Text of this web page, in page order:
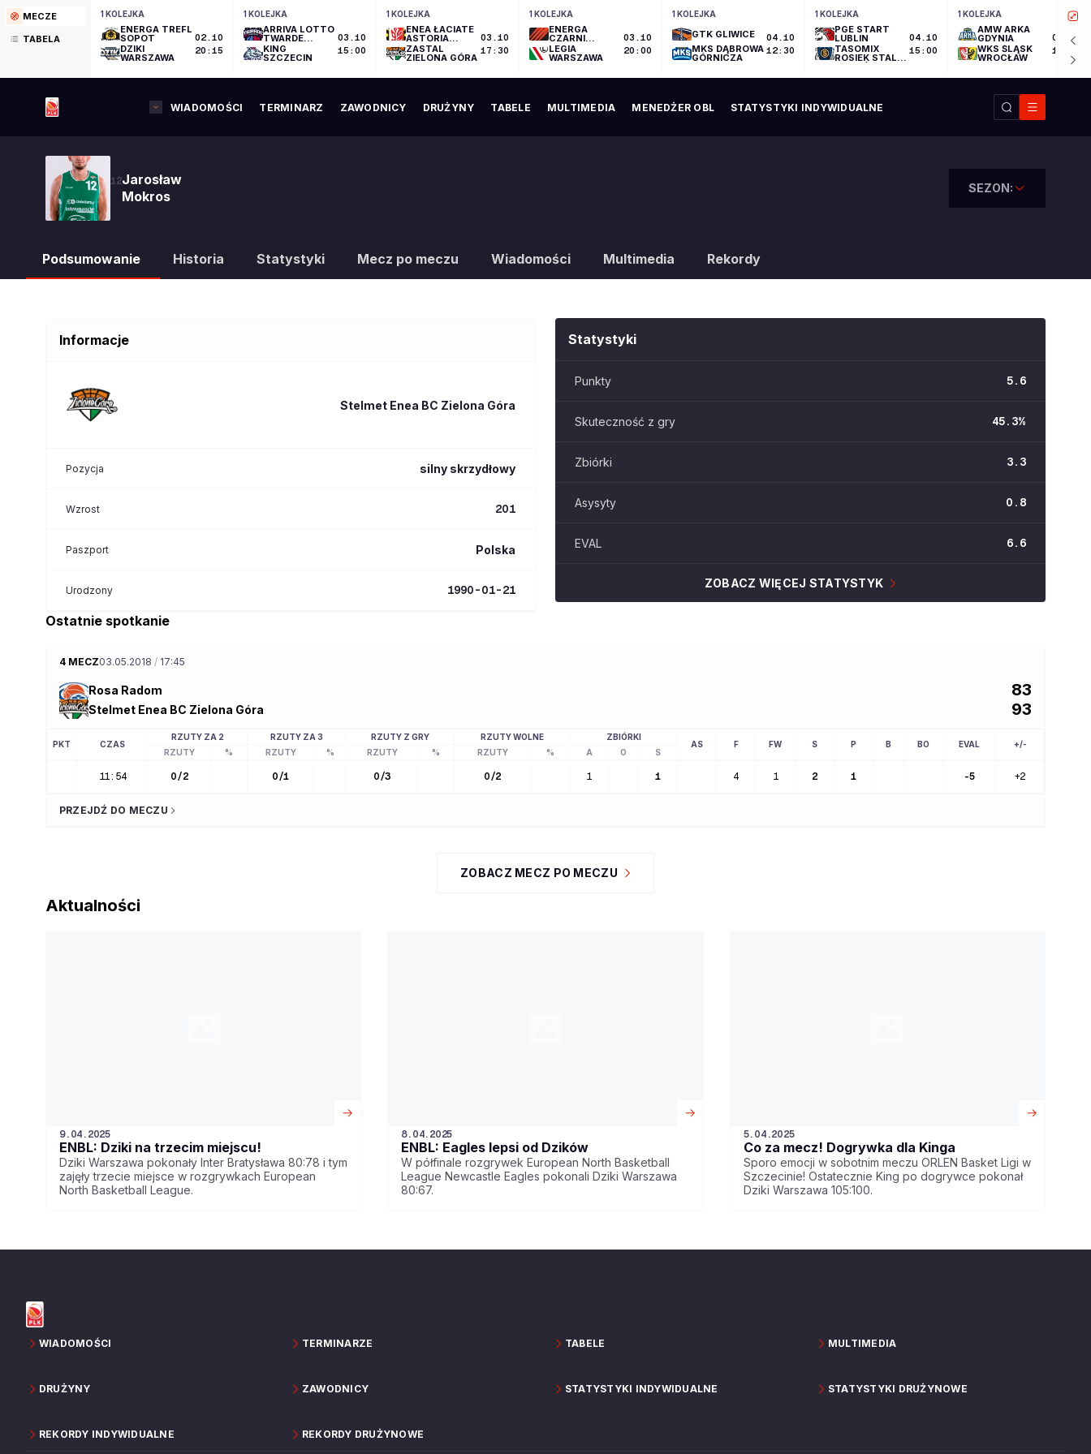
MECZE
TABELA
1 KOLEJKA
ENERGA TREFL
SOPOT
DZIKI
WARSZAWA
02.10
20:15
1 KOLEJKA
ARRIVA LOTTO
TWARDE
PIERNIKI
TORUŃ
KING
SZCZECIN
03.10
15:00
1 KOLEJKA
ENEA ŁACIATE
ASTORIA
BYDGOSZCZ
ZASTAL
ZIELONA GÓRA
03.10
17:30
1 KOLEJKA
ENERGA
CZARNI
SŁUPSK
LEGIA
WARSZAWA
03.10
20:00
1 KOLEJKA
GTK GLIWICE
MKS DĄBROWA
GÓRNICZA
04.10
12:30
1 KOLEJKA
PGE START
LUBLIN
TASOMIX
ROSIEK STAL
WIELKOPOLSKI
04.10
15:00
1 KOLEJKA
AMW ARKA
GDYNIA
WKS ŚLĄSK
WROCŁAW
04.10
17:30
WIADOMOŚCI TERMINARZ ZAWODNICY DRUŻYNY TABELE MULTIMEDIA MENEDŻER OBL STATYSTYKI INDYWIDUALNE
12Jarosław
Mokros
SEZON:
Podsumowanie Historia Statystyki Mecz po meczu Wiadomości Multimedia Rekordy
Informacje
Stelmet Enea BC Zielona Góra
Pozycja silny skrzydłowy
Wzrost 201
Paszport Polska
Urodzony 1990-01-21
Statystyki
Punkty 5.6
Skuteczność z gry 45.3%
Zbiórki 3.3
Asysyty 0.8
EVAL 6.6
ZOBACZ WIĘCEJ STATYSTYK
Ostatnie spotkanie
4 MECZ03.05.2018 / 17:45
Rosa Radom 83
Stelmet Enea BC Zielona Góra 93
PKT CZAS
RZUTY ZA 2 RZUTY ZA 3 RZUTY Z GRY RZUTY WOLNE ZBIÓRKI
AS F FW S P B BO EVAL
+/-
RZUTY
% RZUTY % RZUTY % RZUTY % A O S
11:54 0/2 0/1 0/3 0/2 1 1 4 1 2 1 -5 +2
PRZEJDŹ DO MECZU
ZOBACZ MECZ PO MECZU
Aktualności
9.04.2025
ENBL: Dziki na trzecim miejscu!
Dziki Warszawa pokonały Inter Bratysława 80:78 i tym
zajęły trzecie miejsce w rozgrywkach European
North Basketball League.
8.04.2025
ENBL: Eagles lepsi od Dzików
W półfinale rozgrywek European North Basketball
League Newcastle Eagles pokonali Dziki Warszawa
80:67.
5.04.2025
Co za mecz! Dogrywka dla Kinga
Sporo emocji w sobotnim meczu ORLEN Basket Ligi w
Szczecinie! Ostatecznie King po dogrywce pokonał
Dziki Warszawa 105:100.
WIADOMOŚCI TERMINARZE TABELE MULTIMEDIA
DRUŻYNY ZAWODNICY STATYSTYKI INDYWIDUALNE STATYSTYKI DRUŻYNOWE
REKORDY INDYWIDUALNE REKORDY DRUŻYNOWE